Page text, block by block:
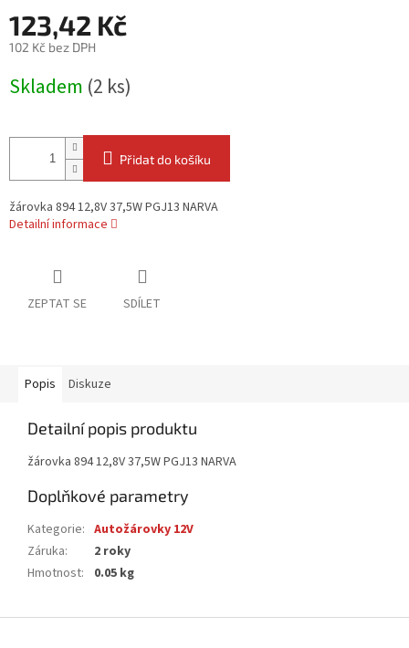
123,42 Kč
102 Kč bez DPH
cena:
Skladem (2 ks)
Přidat do košíku
žárovka 894 12,8V 37,5W PGJ13 NARVA
Detailní informace
ZEPTAT SE SDÍLET
Popis Diskuze
Detailní popis produktu
žárovka 894 12,8V 37,5W PGJ13 NARVA
Doplňkové parametry
Kategorie: Autožárovky 12V
Záruka:
2 roky
Hmotnost: 0.05 kg